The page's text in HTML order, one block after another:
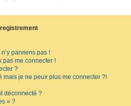
parviens pas !
pas me connecter !
?
mais je ne peux plus me connecter ?!
déconnecté ?
» ?